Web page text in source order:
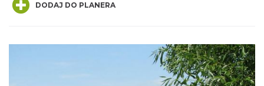
DODAJ DO PLANERA